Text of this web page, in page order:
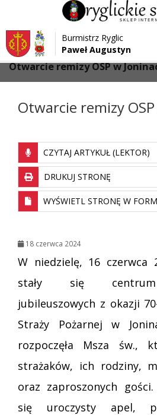
Przejdź do menu
Przejdź do głównej treści strony
Przejdź do stopki strony
Burmistrz Ryglic
Paweł Augustyn
Strona główna > Galeria
Otwarcie remizy OSP w
Otwarcie remizy
CZYTAJ ARTYKUŁ (LEKTOR)
DRUKUJ STRONĘ
WYŚWIETL STRONĘ W
18 czerwca 2024
W niedzielę, 16 czerwca
stały się centrum
jubileuszowych z okazji
Straży Pożarnej w
rozpoczęła Msza św.,
strażaków, ich rodziny,
oraz zaproszonych
się uroczysty apel,